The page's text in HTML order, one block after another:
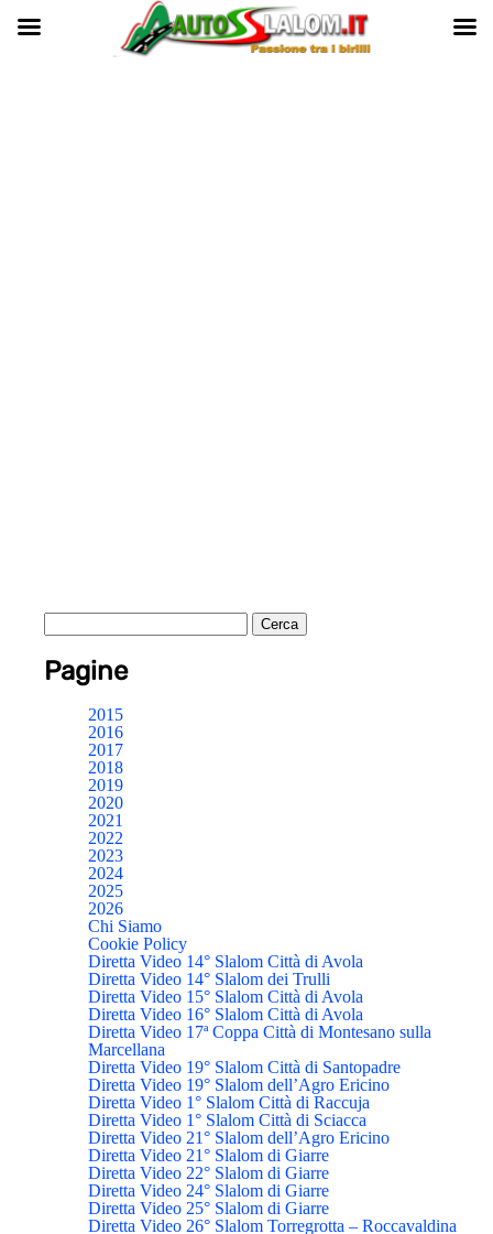
Pagine
2015
2016
2017
2018
2019
2020
2021
2022
2023
2024
2025
2026
Chi Siamo
Cookie Policy
Diretta Video 14° Slalom Città di Avola
Diretta Video 14° Slalom dei Trulli
Diretta Video 15° Slalom Città di Avola
Diretta Video 16° Slalom Città di Avola
Diretta Video 17ª Coppa Città di Montesano sulla
Marcellana
Diretta Video 19° Slalom Città di Santopadre
Diretta Video 19° Slalom dell’Agro Ericino
Diretta Video 1° Slalom Città di Raccuja
Diretta Video 1° Slalom Città di Sciacca
Diretta Video 21° Slalom dell’Agro Ericino
Diretta Video 21° Slalom di Giarre
Diretta Video 22° Slalom di Giarre
Diretta Video 24° Slalom di Giarre
Diretta Video 25° Slalom di Giarre
Diretta Video 26° Slalom Torregrotta – Roccavaldina